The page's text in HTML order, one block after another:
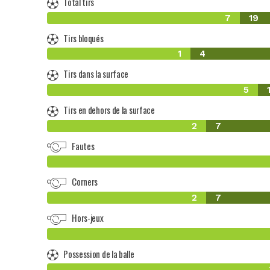
7 19
Tirs bloqués
1 4
Tirs dans la surface
5
Tirs en dehors de la surface
2 7
Fautes
Corners
2 7
Hors-jeux
Possession de la balle